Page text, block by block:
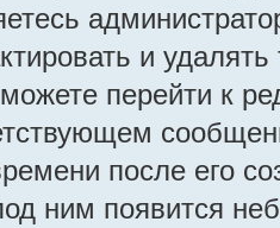
и
перейти к
после его
ним появится